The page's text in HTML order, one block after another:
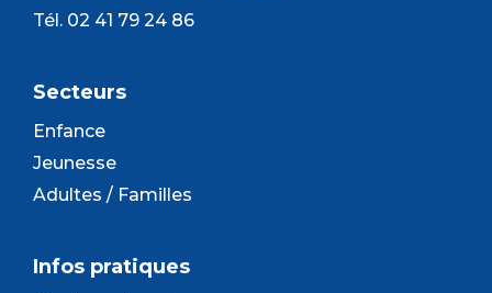
Tél. 02 41 79 24 86
Secteurs
Enfance
Jeunesse
Adultes / Familles
Infos pratiques